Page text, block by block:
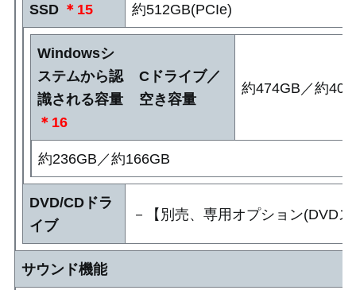
SSD ＊15 約512GB(PCIe)
Windowsシ
ステムから認
識される容量
＊16
Cドライブ／
空き容量
約474GB／約
約236GB／約166GB
DVD/CDドラ
イブ
－【別売、専用オプション(DVD
サウンド機能